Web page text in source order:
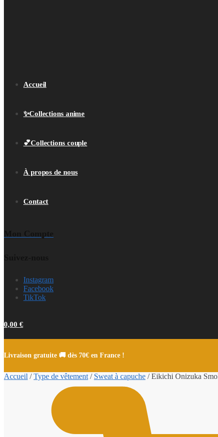
Accueil
✨Collections anime
💕Collections couple
À propos de nous
Contact
Instagram
Facebook
TikTok
0,00 €
Livraison gratuite 🚚 dès 70€ en France !
Accueil /Type de vêtement / Sweat à capuche /Eikichi Onizuka